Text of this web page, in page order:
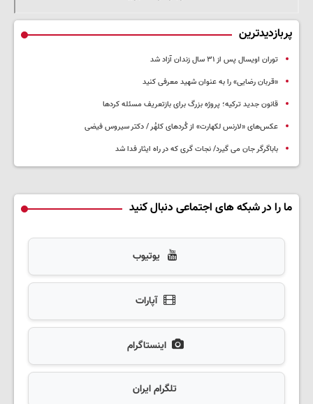
پربازدیدترین
توران اویسال پس از ۳۱ سال زندان آزاد شد
«قربان رضایی» را به عنوان شهید معرفی کنید
قانون جدید ترکیه؛ پروژه بزرگ‌ برای بازتعریف مسئله کردها
عکس‌های «لارنس لکهارت» از کُردهای کلهُر / دکتر سیروس فیضی
باباگرگر جان می گیرد/ نجات گری که در راه ایثار فدا شد
ما را در شبکه های اجتماعی دنبال کنید
یوتیوب
آپارات
اینستاگرام
تلگرام ایران